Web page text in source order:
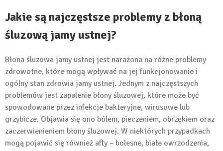
Jakie są najczęstsze problemy z błoną
śluzową jamy ustnej?
Błona śluzowa jamy ustnej jest narażona na różne problemy
zdrowotne, które mogą wpływać na jej funkcjonowanie i
ogólny stan zdrowia jamy ustnej. Jednym z najczęstszych
problemów jest zapalenie błony śluzowej, które może być
spowodowane przez infekcje bakteryjne, wirusowe lub
grzybicze. Objawia się ono bólem, pieczeniem, obrzękiem oraz
zaczerwienieniem błony śluzowej. W niektórych przypadkach
mogą pojawić się również afty – bolesne, białe owrzodzenia,